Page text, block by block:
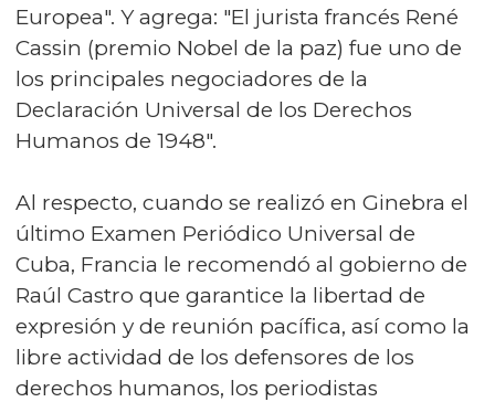
Europea". Y agrega: "El jurista francés René
Cassin (premio Nobel de la paz) fue uno de
los principales negociadores de la
Declaración Universal de los Derechos
Humanos de 1948".
Al respecto, cuando se realizó en Ginebra el
último Examen Periódico Universal de
Cuba, Francia le recomendó al gobierno de
Raúl Castro que garantice la libertad de
expresión y de reunión pacífica, así como la
libre actividad de los defensores de los
derechos humanos, los periodistas